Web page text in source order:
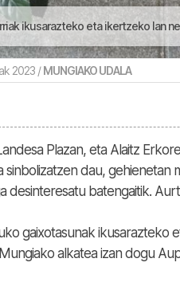
eta ikertzeko lan nekaezina egin
2023 /MUNGIAKO UDALA
Plazan, eta Alaitz
dau, gehienetan
batengaitik.
gaixotasunak ikusarazteko
Mungiako alkatea izan dogu